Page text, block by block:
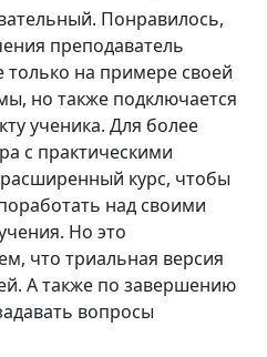
Понравилось,
преподаватель
только на примере своей
но также подключается
ученика. Для более
с практическими
курс, чтобы
над своими
Но это
что триальная версия
А также по завершению
вопросы